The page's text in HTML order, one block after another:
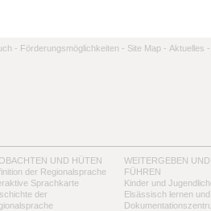
- Förderungsmöglichkeiten - Site Map - Aktuelles -
UND HÜTEN
der Regionalsprache
Sprachkarte
der
WEITERGEBEN UND
FÜHREN
Kinder und
Elsässisch lernen